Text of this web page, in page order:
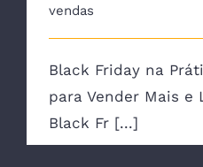
vendas
Black Friday na
para Vender Mais e
Black Fr [...]